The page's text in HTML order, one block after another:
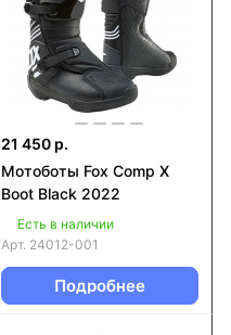
21 450 р.
Мотоботы Fox Comp X
Boot Black 2022
Есть в наличии
Арт. 24012-001
Подробнее